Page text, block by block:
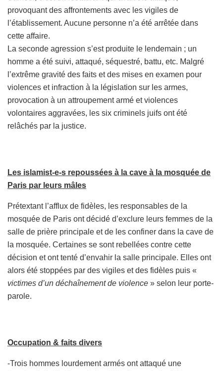
provoquant des affrontements avec les vigiles de
l’établissement. Aucune personne n’a été arrêtée dans
cette affaire.
La seconde agression s’est produite le lendemain ; un
homme a été suivi, attaqué, séquestré, battu, etc. Malgré
l’extrême gravité des faits et des mises en examen pour
violences et infraction à la législation sur les armes,
provocation à un attroupement armé et violences
volontaires aggravées, les six criminels juifs ont été
relâchés par la justice.
Les islamist-e-s repoussées à la cave à la mosquée de
Paris par leurs mâles
Prétextant l’afflux de fidèles, les responsables de la
mosquée de Paris ont décidé d’exclure leurs femmes de la
salle de prière principale et de les confiner dans la cave de
la mosquée. Certaines se sont rebellées contre cette
décision et ont tenté d’envahir la salle principale. Elles ont
alors été stoppées par des vigiles et des fidèles puis «
victimes d’un déchaînement de violence » selon leur porte-
parole.
Occupation & faits divers
-Trois hommes lourdement armés ont attaqué une